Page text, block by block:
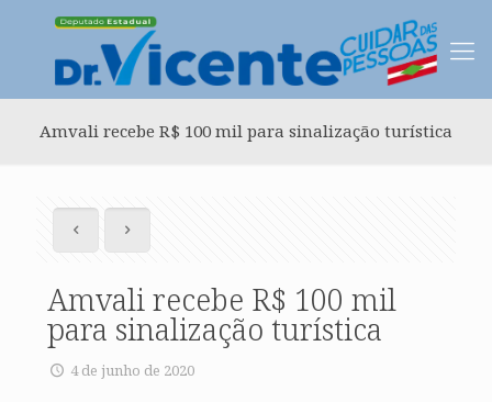
Amvali recebe R$ 100 mil para sinalização turística
Amvali recebe R$ 100 mil
para sinalização turística
4 de junho de 2020